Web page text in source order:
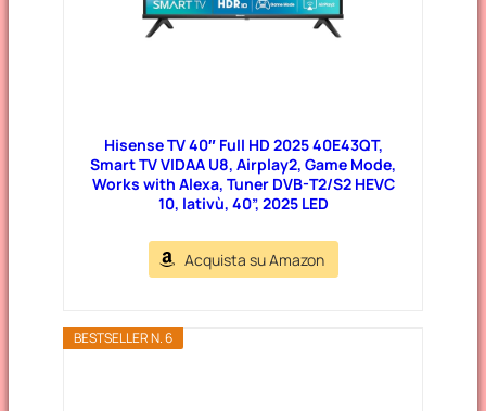
Hisense TV 40″ Full HD 2025 40E43QT,
Smart TV VIDAA U8, Airplay2, Game Mode,
Works with Alexa, Tuner DVB-T2/S2 HEVC
10, lativù, 40”, 2025 LED
Acquista su Amazon
BESTSELLER N. 6